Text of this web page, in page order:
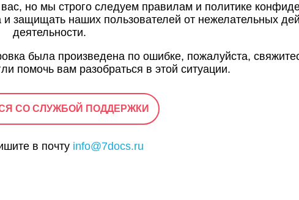
но мы строго следуем правилам и политике
защищать наших пользователей от нежелательных
деятельности.
была произведена по ошибке, пожалуйста,
помочь вам разобраться в этой ситуации.
СО СЛУЖБОЙ ПОДДЕРЖКИ
в почту info@7docs.ru